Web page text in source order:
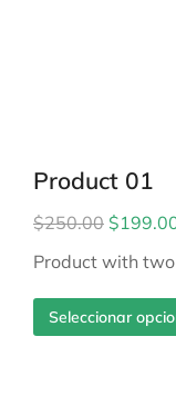
Product 01
$250.00 $
Product with
Seleccionar